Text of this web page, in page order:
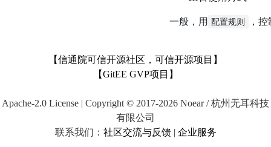
一般，用 配置规则 ，
【信通院可信开源社区，可信开源项目】
【GitEE GVP项目】
Apache-2.0 License | Copyright © 2017-2026 Noear / 杭州无耳科技
有限公司
联系我们： 社区交流与反馈| 企业服务